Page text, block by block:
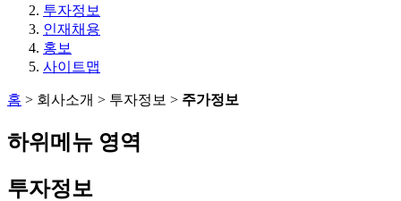
투자정보
인재채용
홍보
사이트맵
홈 > 회사소개 > 투자정보 > 주가정보
하위메뉴 영역
투자정보